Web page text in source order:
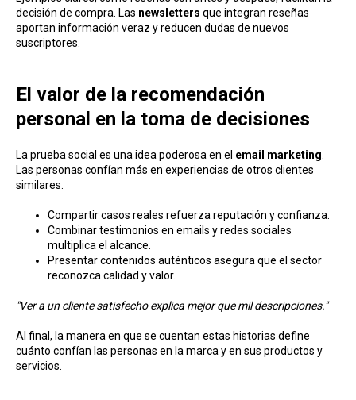
decisión de compra. Las newsletters que integran reseñas
aportan información veraz y reducen dudas de nuevos
suscriptores.
El valor de la recomendación
personal en la toma de decisiones
La prueba social es una idea poderosa en el email marketing
Las personas confían más en experiencias de otros clientes
similares.
Compartir casos reales refuerza reputación y confianza.
Combinar testimonios en emails y redes sociales
multiplica el alcance.
Presentar contenidos auténticos asegura que el sector
reconozca calidad y valor.
"Ver a un cliente satisfecho explica mejor que mil descripciones."
Al final, la manera en que se cuentan estas historias define
cuánto confían las personas en la marca y en sus productos y
servicios.